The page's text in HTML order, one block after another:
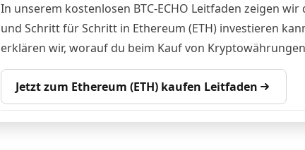
In unserem kostenlosen BTC-ECHO Leitfaden zeigen wir
und Schritt für Schritt in Ethereum (ETH) investieren
erklären wir, worauf du beim Kauf von
Jetzt zum Ethereum (ETH) kaufen Leitfaden